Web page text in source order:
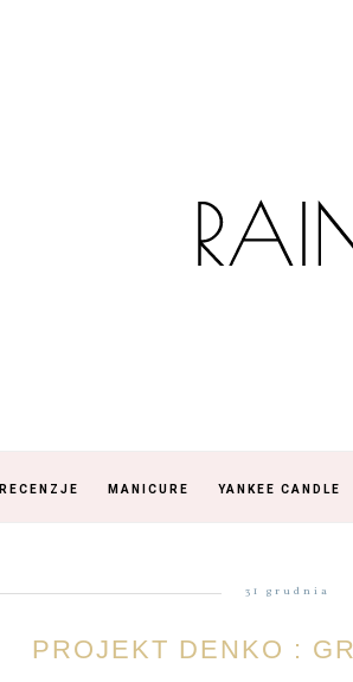
RECENZJE MANICURE YANKEE CANDLE
31 grudnia
PROJEKT DENKO :